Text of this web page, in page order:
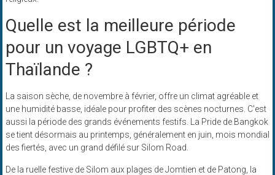
Quelle est la meilleure période
pour un voyage LGBTQ+ en
Thaïlande ?
La saison sèche, de novembre à février, offre un climat agréable et
une humidité basse, idéale pour profiter des scènes nocturnes. C'est
aussi la période des grands événements festifs. La Pride de Bangkok
se tient désormais au printemps, généralement en juin, mois mondial
des fiertés, avec un grand défilé sur Silom Road.
De la ruelle festive de Silom aux plages de Jomtien et de Patong, la